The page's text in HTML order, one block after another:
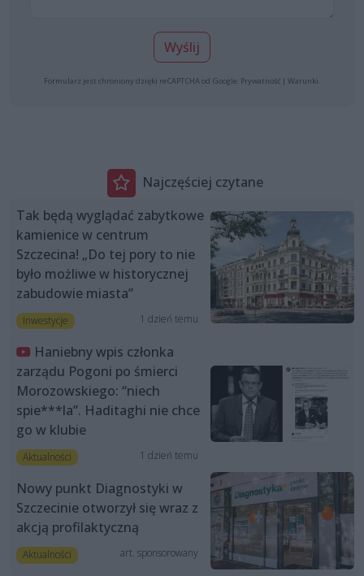
Wyślij
Formularz jest chroniony dzięki reCAPTCHA od Google: Prywatność | Warunki
Najczęściej czytane
Tak będą wyglądać zabytkowe
kamienice w centrum
Szczecina! „Do tej pory to nie
było możliwe w historycznej
zabudowie miasta”
Inwestycje 1 dzień temu
Haniebny wpis członka
zarządu Pogoni po śmierci
Morozowskiego: “niech
spie***la”. Haditaghi nie chce
go w klubie
Aktualności 1 dzień temu
Nowy punkt Diagnostyki w
Szczecinie otworzył się wraz z
akcją profilaktyczną
Aktualności art. sponsorowany